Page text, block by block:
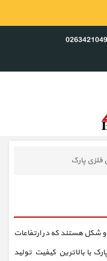
فلزی پارک
شکل هستند که در ارتفاعات
با بالاترین کیفیت تولید